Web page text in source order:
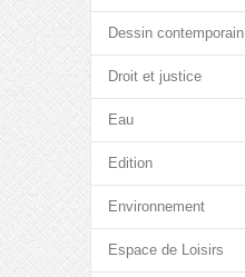
Dessin contemporain
Droit et justice
Eau
Edition
Environnement
Espace de Loisirs